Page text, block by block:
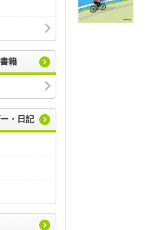
籍
・日記